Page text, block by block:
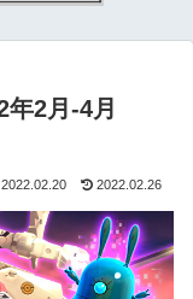
2月-4月
2022.02.20 2022.02.26